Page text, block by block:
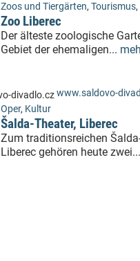
Zoos und Tiergärten, Tourismus,
Zoo Liberec
Der älteste zoologische
Gebiet der ehemaligen...
www.saldovo-
Oper, Kultur
Šalda-Theater, Liberec
Zum traditionsreichen
Liberec gehören heute zwei...